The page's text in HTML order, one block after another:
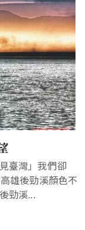
臺灣」我們卻
雄後勁溪顏色不
勁溪...